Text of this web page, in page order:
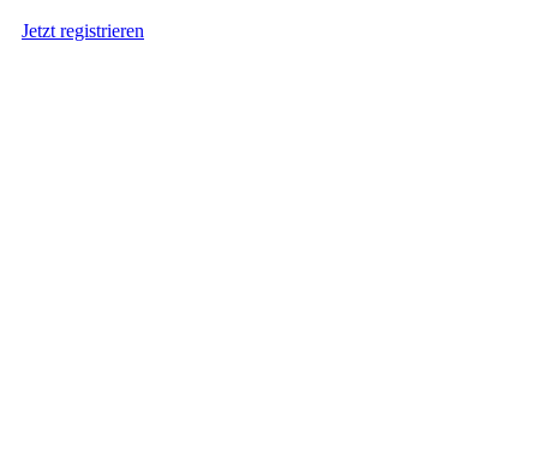
Jetzt registrieren